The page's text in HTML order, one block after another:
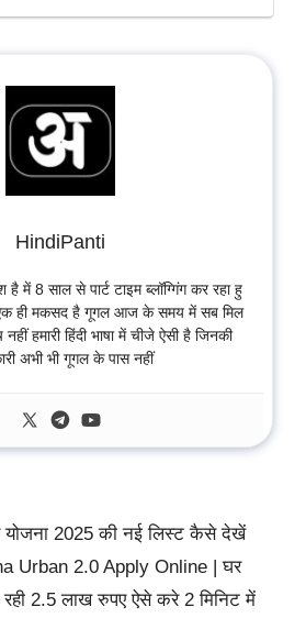
HindiPanti
है में 8 साल से पार्ट टाइम ब्लॉग्गिंग कर रहा हु
एक ही मकसद है गूगल आज के समय में सब मिल
हमारी हिंदी भाषा में चीजे ऐसी है जिनकी
अभी भी गूगल के पास नहीं
योजना 2025 की नई लिस्ट कैसे देखें
Urban 2.0 Apply Online | घर
2.5 लाख रुपए ऐसे करे 2 मिनिट में